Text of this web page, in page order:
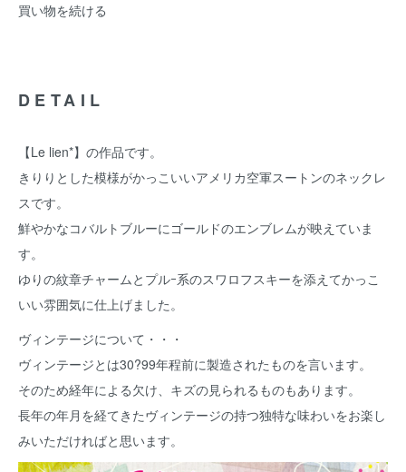
買い物を続ける
DETAIL
【Le lien*】の作品です。
きりりとした模様がかっこいいアメリカ空軍スートンのネックレ
スです。
鮮やかなコバルトブルーにゴールドのエンブレムが映えていま
す。
ゆりの紋章チャームとプルｰ系のスワロフスキーを添えてかっこ
いい雰囲気に仕上げました。
ヴィンテージについて・・・
ヴィンテージとは30?99年程前に製造されたものを言います。
そのため経年による欠け、キズの見られるものもあります。
長年の年月を経てきたヴィンテージの持つ独特な味わいをお楽し
みいただければと思います。